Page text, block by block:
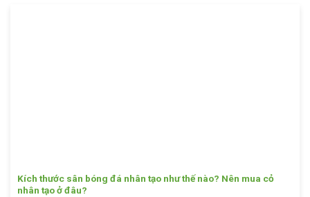
Kích thước sân bóng đá nhân tạo như thế nào? Nên mua cỏ
nhân tạo ở đâu?